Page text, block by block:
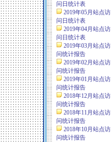
问日统计表
2019年05月站点访
问日统计表
2019年04月站点访
问日统计表
2019年03月站点访
问统计报告
2019年02月站点访
问统计报告
2019年01月站点访
问统计报告
2018年12月站点访
问统计报告
2018年11月站点访
问统计报告
2018年10月站点访
问统计报告